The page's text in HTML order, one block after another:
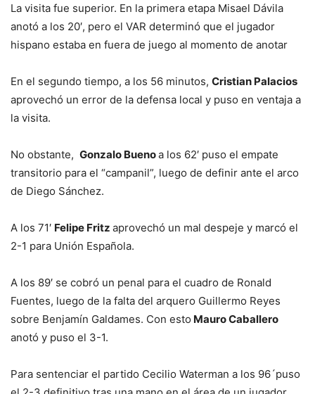
La visita fue superior. En la primera etapa Misael Dávila
anotó a los 20′, pero el VAR determinó que el jugador
hispano estaba en fuera de juego al momento de anotar
En el segundo tiempo, a los 56 minutos, Cristian Palacios
aprovechó un error de la defensa local y puso en ventaja a
la visita.
No obstante, Gonzalo Buenoa los 62′ puso el empate
transitorio para el “campanil”, luego de definir ante el arco
de Diego Sánchez.
A los 71′ Felipe Fritz aprovechó un mal despeje y marcó el
2-1 para Unión Española.
A los 89′ se cobró un penal para el cuadro de Ronald
Fuentes, luego de la falta del arquero Guillermo Reyes
sobre Benjamín Galdames. Con esto Mauro Caballero
anotó y puso el 3-1.
Para sentenciar el partido Cecilio Waterman a los 96´puso